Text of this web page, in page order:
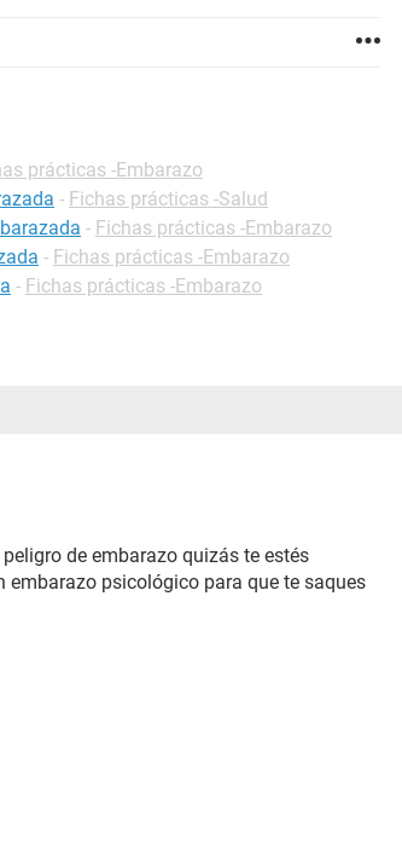
prácticas -Embarazo
- Fichas prácticas -Salud
- Fichas prácticas -Embarazo
- Fichas prácticas -Embarazo
- Fichas prácticas -Embarazo
de embarazo quizás te estés
psicológico para que te saques